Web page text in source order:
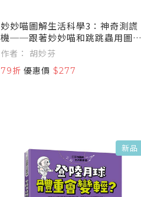
妙妙喵圖解生活科學3：神奇測謊
機──跟著妙妙喵和跳跳蟲用圖像
思考，破解生活大小問！
作者： 胡妙芬
79折 優惠價 $277
新品